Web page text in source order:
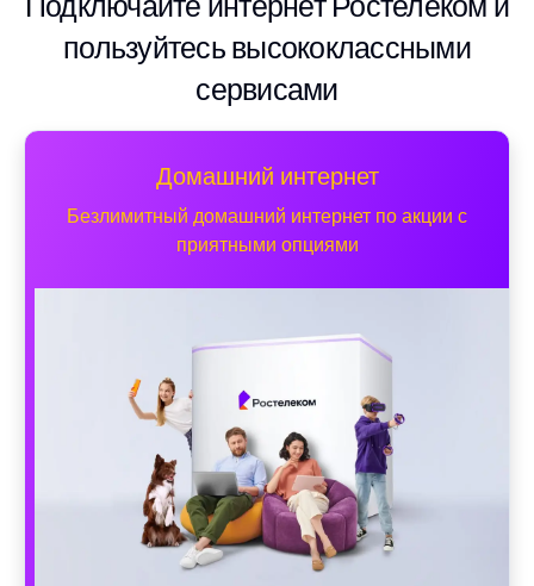
пользуйтесь высококлассными
сервисами
Домашний интернет
Безлимитный домашний интернет по акции с
приятными опциями